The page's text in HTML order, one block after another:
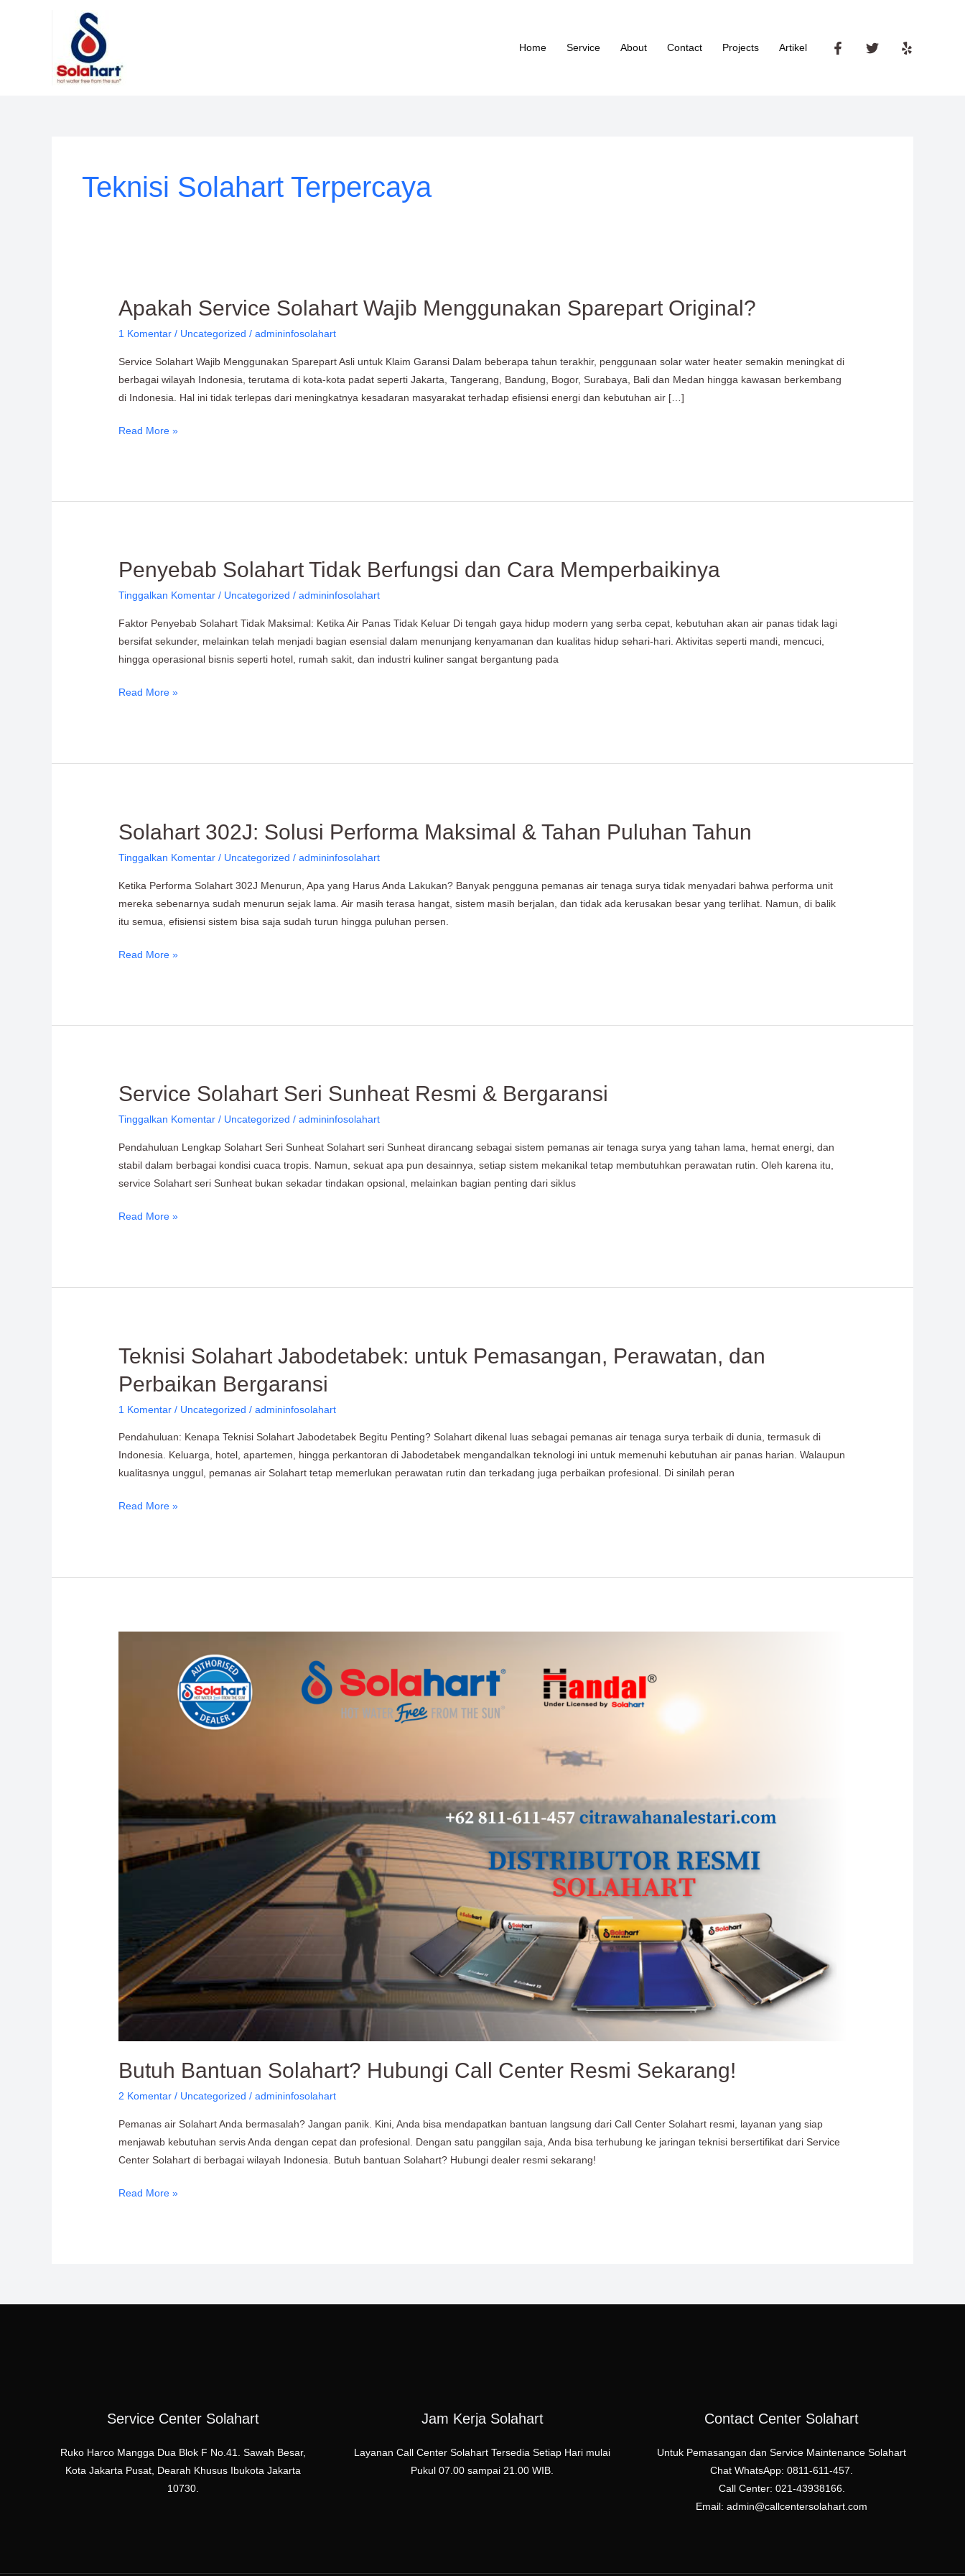
Home Service About Contact Projects Artikel
Teknisi Solahart Terpercaya
Apakah Service Solahart Wajib Menggunakan Sparepart Original?
1 Komentar / Uncategorized /admininfosolahart
Service Solahart Wajib Menggunakan Sparepart Asli untuk Klaim Garansi Dalam beberapa tahun terakhir, penggunaan solar water heater semakin meningkat di
berbagai wilayah Indonesia, terutama di kota-kota padat seperti Jakarta, Tangerang, Bandung, Bogor, Surabaya, Bali dan Medan hingga kawasan berkembang
di Indonesia. Hal ini tidak terlepas dari meningkatnya kesadaran masyarakat terhadap efisiensi energi dan kebutuhan air […]
Apakah
Service
Solahart
Wajib
Menggunakan
Sparepart
Read More »
Penyebab Solahart Tidak Berfungsi dan Cara Memperbaikinya
Tinggalkan Komentar / Uncategorized /admininfosolahart
Faktor Penyebab Solahart Tidak Maksimal: Ketika Air Panas Tidak Keluar Di tengah gaya hidup modern yang serba cepat, kebutuhan akan air panas tidak lagi
bersifat sekunder, melainkan telah menjadi bagian esensial dalam menunjang kenyamanan dan kualitas hidup sehari-hari. Aktivitas seperti mandi, mencuci,
hingga operasional bisnis seperti hotel, rumah sakit, dan industri kuliner sangat bergantung pada
Penyebab
Tidak
Berfungsi
dan
Cara
Read More »
Solahart 302J: Solusi Performa Maksimal & Tahan Puluhan Tahun
Tinggalkan Komentar / Uncategorized /admininfosolahart
Ketika Performa Solahart 302J Menurun, Apa yang Harus Anda Lakukan? Banyak pengguna pemanas air tenaga surya tidak menyadari bahwa performa unit
mereka sebenarnya sudah menurun sejak lama. Air masih terasa hangat, sistem masih berjalan, dan tidak ada kerusakan besar yang terlihat. Namun, di balik
itu semua, efisiensi sistem bisa saja sudah turun hingga puluhan persen.
Solahart
Solusi
Performa
Maksimal
&
Puluhan
Read More »
Service Solahart Seri Sunheat Resmi & Bergaransi
Tinggalkan Komentar / Uncategorized /admininfosolahart
Pendahuluan Lengkap Solahart Seri Sunheat Solahart seri Sunheat dirancang sebagai sistem pemanas air tenaga surya yang tahan lama, hemat energi, dan
stabil dalam berbagai kondisi cuaca tropis. Namun, sekuat apa pun desainnya, setiap sistem mekanikal tetap membutuhkan perawatan rutin. Oleh karena itu,
service Solahart seri Sunheat bukan sekadar tindakan opsional, melainkan bagian penting dari siklus
Service
Seri
Sunheat
Resmi
Read More »
Teknisi Solahart Jabodetabek: untuk Pemasangan, Perawatan, dan
Perbaikan Bergaransi
1 Komentar / Uncategorized /admininfosolahart
Pendahuluan: Kenapa Teknisi Solahart Jabodetabek Begitu Penting? Solahart dikenal luas sebagai pemanas air tenaga surya terbaik di dunia, termasuk di
Indonesia. Keluarga, hotel, apartemen, hingga perkantoran di Jabodetabek mengandalkan teknologi ini untuk memenuhi kebutuhan air panas harian. Walaupun
kualitasnya unggul, pemanas air Solahart tetap memerlukan perawatan rutin dan terkadang juga perbaikan profesional. Di sinilah peran
Teknisi
Jabodetabek:
untuk
Perawatan,
dan
Perbaikan
Read More »
Butuh Bantuan Solahart? Hubungi Call Center Resmi Sekarang!
2 Komentar / Uncategorized /admininfosolahart
Pemanas air Solahart Anda bermasalah? Jangan panik. Kini, Anda bisa mendapatkan bantuan langsung dari Call Center Solahart resmi, layanan yang siap
menjawab kebutuhan servis Anda dengan cepat dan profesional. Dengan satu panggilan saja, Anda bisa terhubung ke jaringan teknisi bersertifikat dari Service
Center Solahart di berbagai wilayah Indonesia. Butuh bantuan Solahart? Hubungi dealer resmi sekarang!
Read More »
Service Center Solahart
Ruko Harco Mangga Dua Blok F No.41. Sawah Besar,
Kota Jakarta Pusat, Dearah Khusus Ibukota Jakarta
10730.
Jam Kerja Solahart
Layanan Call Center Solahart Tersedia Setiap Hari mulai
Pukul 07.00 sampai 21.00 WIB.
Contact Center Solahart
Untuk Pemasangan dan Service Maintenance Solahart
Chat WhatsApp: 0811-611-457.
Call Center: 021-43938166.
Email: admin@callcentersolahart.com